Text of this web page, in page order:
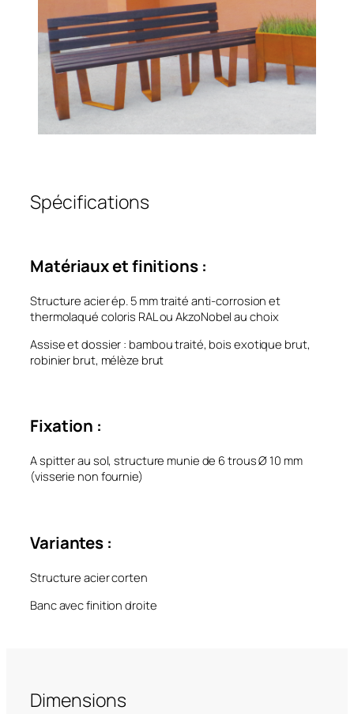
Spécifications
Matériaux et finitions :
Structure acier ép. 5 mm traité anti-corrosion et
thermolaqué coloris RAL ou AkzoNobel au choix
Assise et dossier : bambou traité, bois exotique brut,
robinier brut, mélèze brut
Fixation :
A spitter au sol, structure munie de 6 trous Ø 10 mm
(visserie non fournie)
Variantes :
Structure acier corten
Banc avec finition droite
Dimensions